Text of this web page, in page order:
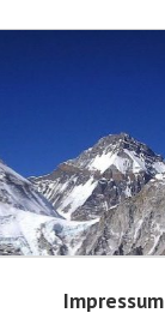
Impressum